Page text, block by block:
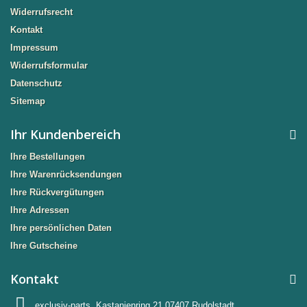
Widerrufsrecht
Kontakt
Impressum
Widerrufsformular
Datenschutz
Sitemap
Ihr Kundenbereich
Ihre Bestellungen
Ihre Warenrücksendungen
Ihre Rückvergütungen
Ihre Adressen
Ihre persönlichen Daten
Ihre Gutscheine
Kontakt